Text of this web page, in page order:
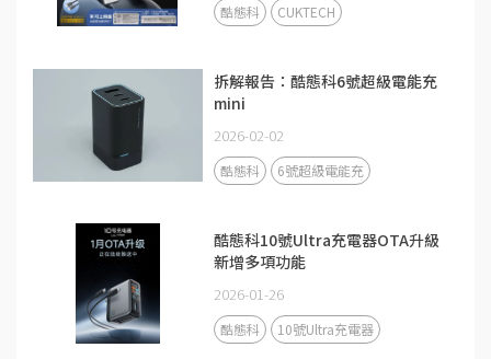
酷態科 CUKTECH
拆解報告：酷態科6號超級電能充
mini
2026-02-02
酷態科 6號超級電能充
酷態科10號Ultra充電器OTA升級
新增多項功能
2026-01-26
酷態科 10號Ultra充電器